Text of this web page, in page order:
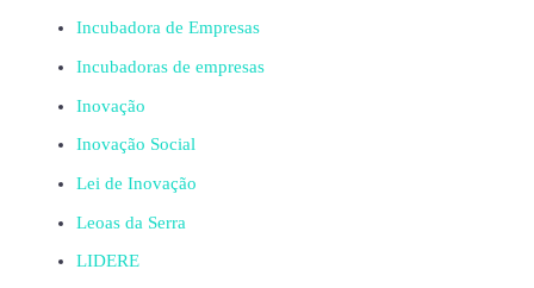
Incubadora de Empresas
Incubadoras de empresas
Inovação
Inovação Social
Lei de Inovação
Leoas da Serra
LIDERE